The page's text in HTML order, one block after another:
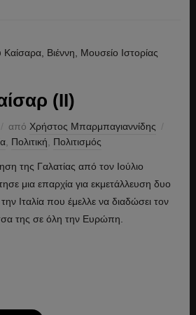
(ΙΙ)
από Χρήστος Μπαρμπαγιαννίδης
, Πολιτική Πολιτισμός
της Γαλατίας από τον Ιούλιο
μια επαρχία για εκμετάλλευση δυο
Ιταλία που έμελλε να διαδώσει τον
της σε όλη την Ευρώπη.